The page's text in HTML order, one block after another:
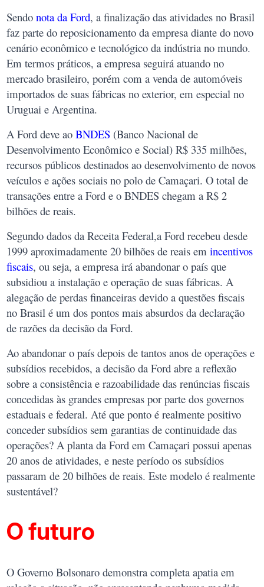
Sendo nota da Ford, a finalização das atividades no Brasil
faz parte do reposicionamento da empresa diante do novo
cenário econômico e tecnológico da indústria no mundo.
Em termos práticos, a empresa seguirá atuando no
mercado brasileiro, porém com a venda de automóveis
importados de suas fábricas no exterior, em especial no
Uruguai e Argentina.
A Ford deve aoBNDES (Banco Nacional de
Desenvolvimento Econômico e Social) R$ 335 milhões,
recursos públicos destinados ao desenvolvimento de novos
veículos e ações sociais no polo de Camaçari. O total de
transações entre a Ford e o BNDES chegam a R$ 2
bilhões de reais.
Segundo dados da Receita Federal,a Ford recebeu desde
1999 aproximadamente 20 bilhões de reais emincentivos
fiscais, ou seja, a empresa irá abandonar o país que
subsidiou a instalação e operação de suas fábricas. A
alegação de perdas financeiras devido a questões fiscais
no Brasil é um dos pontos mais absurdos da declaração
de razões da decisão da Ford.
Ao abandonar o país depois de tantos anos de operações e
subsídios recebidos, a decisão da Ford abre a reflexão
sobre a consistência e razoabilidade das renúncias fiscais
concedidas às grandes empresas por parte dos governos
estaduais e federal. Até que ponto é realmente positivo
conceder subsídios sem garantias de continuidade das
operações? A planta da Ford em Camaçari possui apenas
20 anos de atividades, e neste período os subsídios
passaram de 20 bilhões de reais. Este modelo é realmente
sustentável?
O futuro
O Governo Bolsonaro demonstra completa apatia em